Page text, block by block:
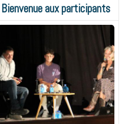
Bienvenue aux participants